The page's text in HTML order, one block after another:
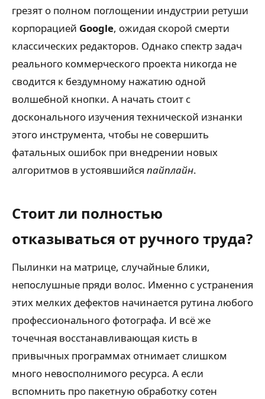
грезят о полном поглощении индустрии ретуши
корпорацией Google, ожидая скорой смерти
классических редакторов. Однако спектр задач
реального коммерческого проекта никогда не
сводится к бездумному нажатию одной
волшебной кнопки. А начать стоит с
досконального изучения технической изнанки
этого инструмента, чтобы не совершить
фатальных ошибок при внедрении новых
алгоритмов в устоявшийся пайплайн.
Стоит ли полностью
отказываться от ручного труда?
Пылинки на матрице, случайные блики,
непослушные пряди волос. Именно с устранения
этих мелких дефектов начинается рутина любого
профессионального фотографа. И всё же
точечная восстанавливающая кисть в
привычных программах отнимает слишком
много невосполнимого ресурса. А если
вспомнить про пакетную обработку сотен